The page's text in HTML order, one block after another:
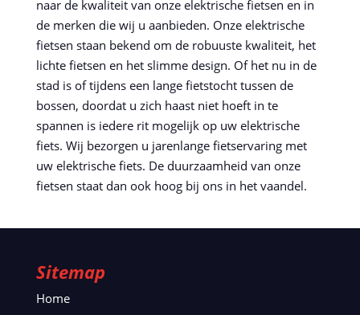
naar de kwaliteit van onze elektrische fietsen en in
de merken die wij u aanbieden. Onze elektrische
fietsen staan bekend om de robuuste kwaliteit, het
lichte fietsen en het slimme design. Of het nu in de
stad is of tijdens een lange fietstocht tussen de
bossen, doordat u zich haast niet hoeft in te
spannen is iedere rit mogelijk op uw elektrische
fiets. Wij bezorgen u jarenlange fietservaring met
uw elektrische fiets. De duurzaamheid van onze
fietsen staat dan ook hoog bij ons in het vaandel.
Sitemap
Home